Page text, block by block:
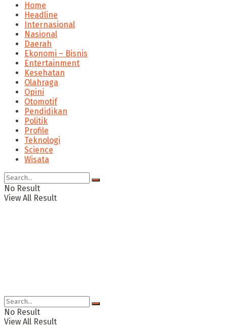
Home
Headline
Internasional
Nasional
Daerah
Ekonomi – Bisnis
Entertainment
Kesehatan
Olahraga
Opini
Otomotif
Pendidikan
Politik
Profile
Teknologi
Science
Wisata
No Result
View All Result
No Result
View All Result